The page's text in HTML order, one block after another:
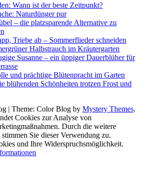
Wann ist der beste Zeitpunkt?
Naturdünger pur
– die platzsparende Alternative zu
Triebe ab – Sommerflieder schneiden
Halbstrauch im Kräutergarten
Susanne – ein üppiger Dauerblüher für
und prächtige Blütenpracht im Garten
blühenden Schönheiten trotzen Frost und
| Theme: Color Blog by Mystery Themes.
Cookies zur Analyse von
Durch die weitere
Sie dieser Verwendung zu.
und Ihre Widerspruchsmöglichkeit.